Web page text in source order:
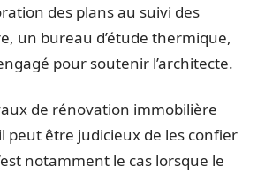
des plans au suivi des
un bureau d’étude thermique,
pour soutenir l’architecte.
de rénovation immobilière
peut être judicieux de les confier
notamment le cas lorsque le